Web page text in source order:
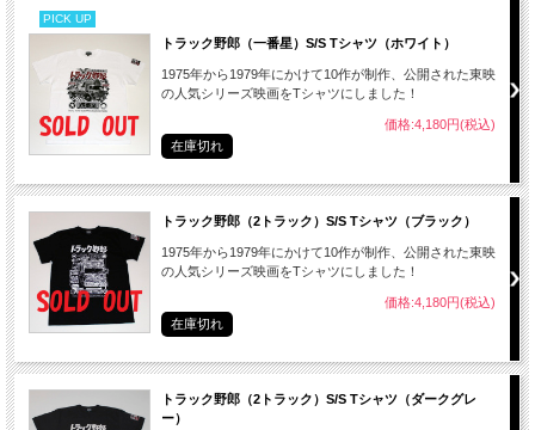
PICK UP
トラック野郎（一番星）S/S Tシャツ（ホワイト）
1975年から1979年にかけて10作が制作、公開された東映
の人気シリーズ映画をTシャツにしました！
価格:4,180円(税込)
在庫切れ
トラック野郎（2トラック）S/S Tシャツ（ブラック）
1975年から1979年にかけて10作が制作、公開された東映
の人気シリーズ映画をTシャツにしました！
価格:4,180円(税込)
在庫切れ
トラック野郎（2トラック）S/S Tシャツ（ダークグレ
ー）